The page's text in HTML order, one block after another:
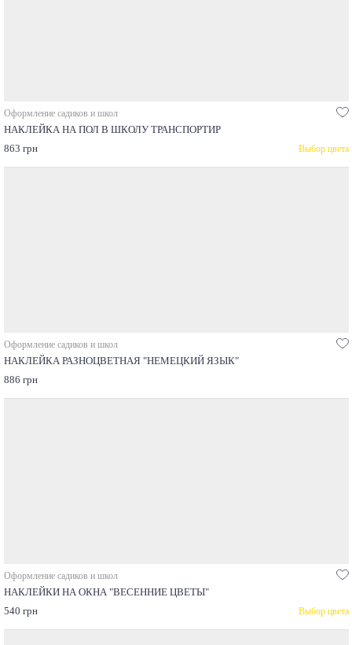
Оформление садиков и школ
НАКЛЕЙКА НА ПОЛ В ШКОЛУ ТРАНСПОРТИР
863 грн
Выбор цвета
Оформление садиков и школ
НАКЛЕЙКА РАЗНОЦВЕТНАЯ "НЕМЕЦКИЙ ЯЗЫК"
886 грн
Оформление садиков и школ
НАКЛЕЙКИ НА ОКНА "ВЕСЕННИЕ ЦВЕТЫ"
540 грн
Выбор цвета